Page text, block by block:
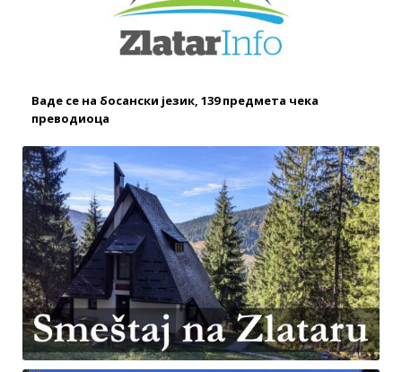
Ваде се на босански језик, 139 предмета чека
преводиоца